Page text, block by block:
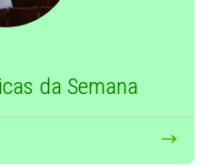
da Semana